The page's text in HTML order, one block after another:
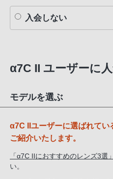
入会しない
α7C II ユーザーに
モデルを選ぶ
α7C IIユーザーに選ばれて
ご紹介いたします。
「α7C IIにおすすめのレンズ3選」
い。